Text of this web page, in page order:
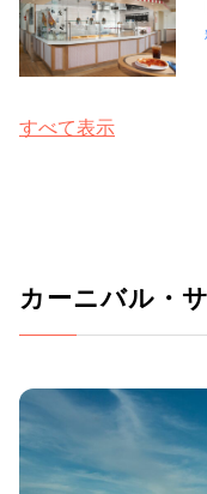
すべて表示
カーニバル・